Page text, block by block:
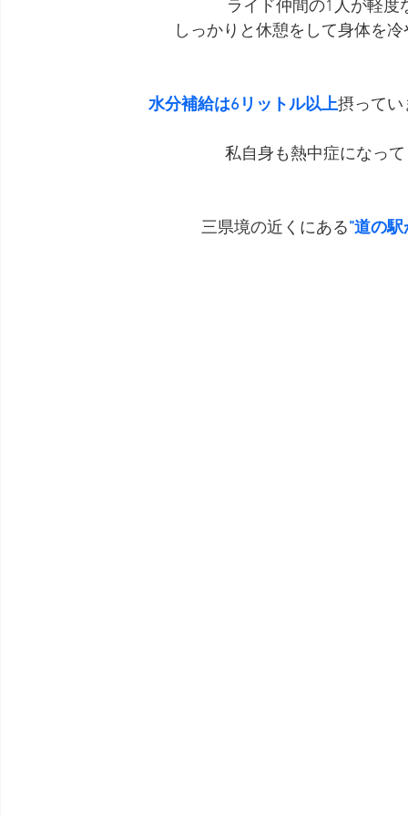
ライド仲間の1人が軽
しっかりと休憩をして身体を
水分補給は6リットル以上摂ってい
私自身も熱中症になっ
三県境の近くにある”道の